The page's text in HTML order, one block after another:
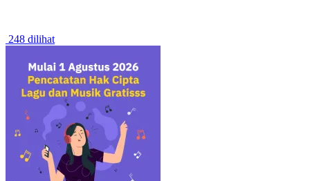
248 dilihat